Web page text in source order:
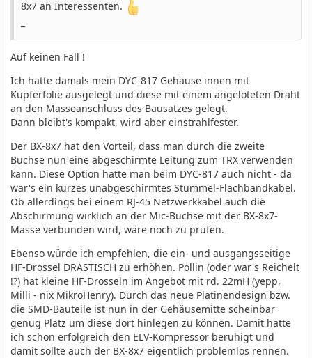
8x7 an Interessenten.
Auf keinen Fall !
Ich hatte damals mein DYC-817 Gehäuse innen mit
Kupferfolie ausgelegt und diese mit einem angelöteten Draht
an den Masseanschluss des Bausatzes gelegt.
Dann bleibt's kompakt, wird aber einstrahlfester.
Der BX-8x7 hat den Vorteil, dass man durch die zweite
Buchse nun eine abgeschirmte Leitung zum TRX verwenden
kann. Diese Option hatte man beim DYC-817 auch nicht - da
war's ein kurzes unabgeschirmtes Stummel-Flachbandkabel.
Ob allerdings bei einem RJ-45 Netzwerkkabel auch die
Abschirmung wirklich an der Mic-Buchse mit der BX-8x7-
Masse verbunden wird, wäre noch zu prüfen.
Ebenso würde ich empfehlen, die ein- und ausgangsseitige
HF-Drossel DRASTISCH zu erhöhen. Pollin (oder war's Reichelt
!?) hat kleine HF-Drosseln im Angebot mit rd. 22mH (yepp,
Milli - nix MikroHenry). Durch das neue Platinendesign bzw.
die SMD-Bauteile ist nun in der Gehäusemitte scheinbar
genug Platz um diese dort hinlegen zu können. Damit hatte
ich schon erfolgreich den ELV-Kompressor beruhigt und
damit sollte auch der BX-8x7 eigentlich problemlos rennen.